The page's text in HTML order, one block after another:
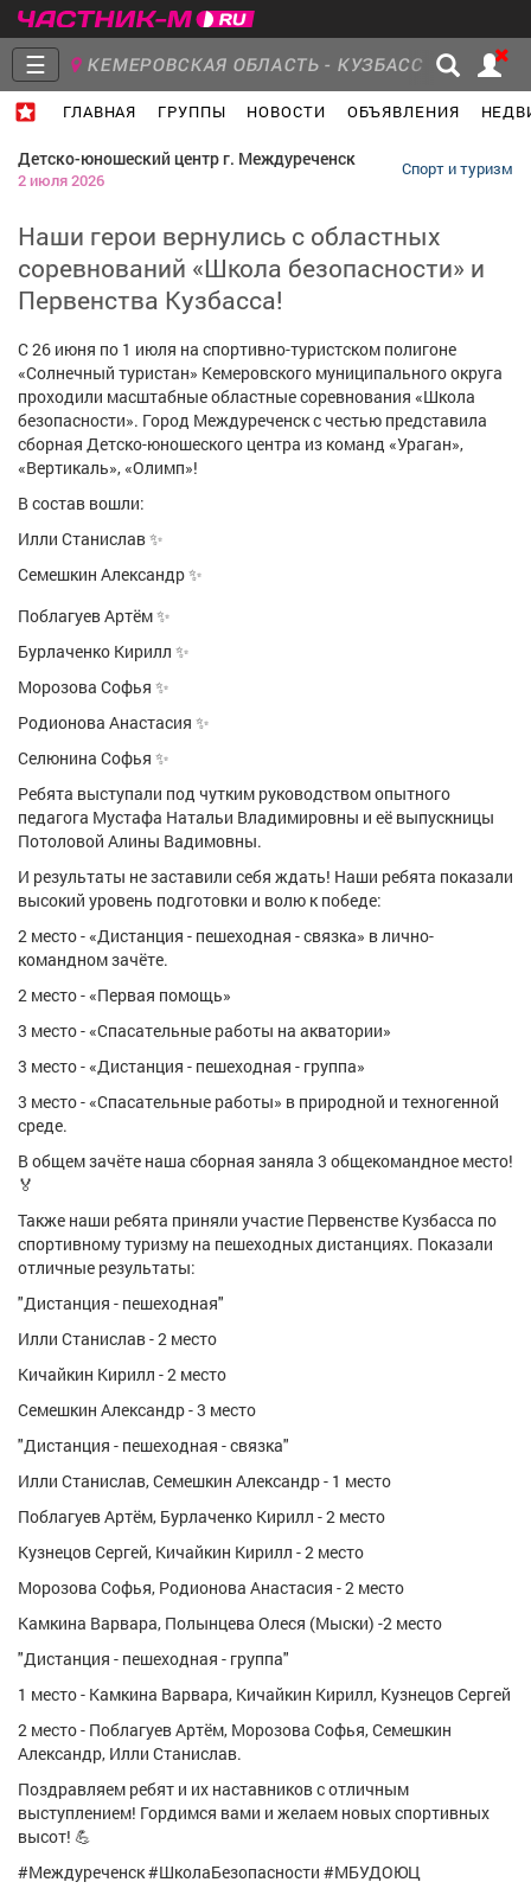
☰ КЕМЕРОВСКАЯ ОБЛАСТЬ - КУЗБАСС
ГЛАВНАЯ ГРУППЫ НОВОСТИ ОБЪЯВЛЕНИЯ
Объявления Недвижимость Услуги
Работа Транспорт
Афиша
ТВ программа Я - пенсионер
Детско-юношеский центр г. Междуреченск
2 июля 2026
Спорт и туризм
Наши герои вернулись с областных
соревнований «Школа безопасности» и
Первенства Кузбасса!
С 26 июня по 1 июля на спортивно-туристском полигоне
«Солнечный туристан» Кемеровского муниципального округа
проходили масштабные областные соревнования «Школа
безопасности». Город Междуреченск с честью представила
сборная Детско-юношеского центра из команд «Ураган»,
«Вертикаль», «Олимп»!
В состав вошли:
Илли Станислав ✨
Семешкин Александр ✨
Поблагуев Артём ✨
Бурлаченко Кирилл ✨
Морозова Софья ✨
Родионова Анастасия ✨
Селюнина Софья ✨
Ребята выступали под чутким руководством опытного
педагога Мустафа Натальи Владимировны и её выпускницы
Потоловой Алины Вадимовны.
И результаты не заставили себя ждать! Наши ребята показали
высокий уровень подготовки и волю к победе:
2 место - «Дистанция - пешеходная - связка» в лично-
командном зачёте.
2 место - «Первая помощь»
3 место - «Спасательные работы на акватории»
3 место - «Дистанция - пешеходная - группа»
3 место - «Спасательные работы» в природной и техногенной
среде.
В общем зачёте наша сборная заняла 3 общекомандное место!
🏅
Также наши ребята приняли участие Первенстве Кузбасса по
спортивному туризму на пешеходных дистанциях. Показали
отличные результаты:
"Дистанция - пешеходная"
Илли Станислав - 2 место
Кичайкин Кирилл - 2 место
Семешкин Александр - 3 место
"Дистанция - пешеходная - связка"
Илли Станислав, Семешкин Александр - 1 место
Поблагуев Артём, Бурлаченко Кирилл - 2 место
Кузнецов Сергей, Кичайкин Кирилл - 2 место
Морозова Софья, Родионова Анастасия - 2 место
Камкина Варвара, Полынцева Олеся (Мыски) -2 место
"Дистанция - пешеходная - группа"
1 место - Камкина Варвара, Кичайкин Кирилл, Кузнецов Сергей
2 место - Поблагуев Артём, Морозова Софья, Семешкин
Александр, Илли Станислав.
Поздравляем ребят и их наставников с отличным
выступлением! Гордимся вами и желаем новых спортивных
высот! 💪
#Междуреченск #ШколаБезопасности #МБУДОЮЦ